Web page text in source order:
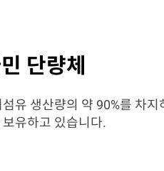
단량체
섬유 생산량의 약 90%를 차
유하고 있습니다.